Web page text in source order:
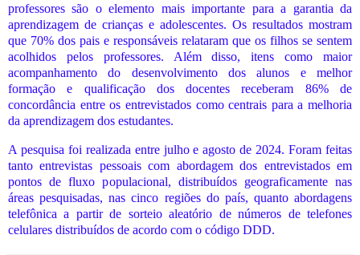
professores são o elemento mais importante para a garantia da
aprendizagem de crianças e adolescentes. Os resultados mostram
que 70% dos pais e responsáveis relataram que os filhos se sentem
acolhidos pelos professores. Além disso, itens como maior
acompanhamento do desenvolvimento dos alunos e melhor
formação e qualificação dos docentes receberam 86% de
concordância entre os entrevistados como centrais para a melhoria
da aprendizagem dos estudantes.
A pesquisa foi realizada entre julho e agosto de 2024. Foram feitas
tanto entrevistas pessoais com abordagem dos entrevistados em
pontos de fluxo populacional, distribuídos geograficamente nas
áreas pesquisadas, nas cinco regiões do país, quanto abordagens
telefônica a partir de sorteio aleatório de números de telefones
celulares distribuídos de acordo com o código DDD.